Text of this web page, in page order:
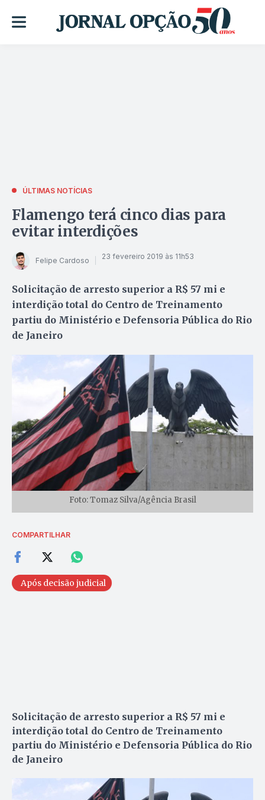
ÚLTIMAS NOTÍCIAS
Flamengo terá cinco dias para
evitar interdições
Felipe Cardoso 23 fevereiro 2019 às 11h53
Solicitação de arresto superior a R$ 57 mi e
interdição total do Centro de Treinamento
partiu do Ministério e Defensoria Pública do Rio
de Janeiro
Foto: Tomaz Silva/Agência Brasil
COMPARTILHAR
Após decisão judicial
Solicitação de arresto superior a R$ 57 mi e
interdição total do Centro de Treinamento
partiu do Ministério e Defensoria Pública do Rio
de Janeiro